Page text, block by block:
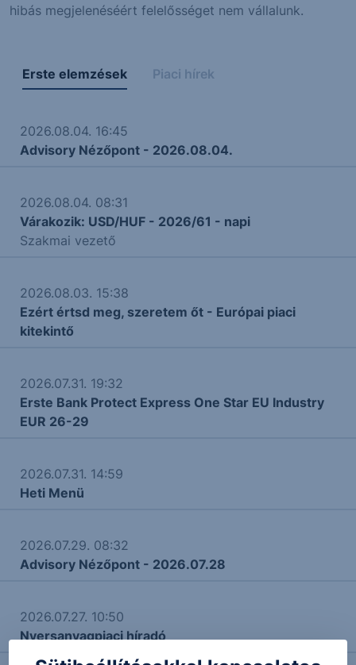
hibás megjelenéséért felelősséget nem vállalunk.
Erste elemzések Piaci hírek
2026.08.04. 16:45
Advisory Nézőpont - 2026.08.04.
2026.08.04. 08:31
Várakozik: USD/HUF - 2026/61 - napi
Szakmai vezető
2026.08.03. 15:38
Ezért értsd meg, szeretem őt - Európai piaci
kitekintő
2026.07.31. 19:32
Erste Bank Protect Express One Star EU Industry
EUR 26-29
2026.07.31. 14:59
Heti Menü
2026.07.29. 08:32
Advisory Nézőpont - 2026.07.28
2026.07.27. 10:50
Nyersanyagpiaci híradó